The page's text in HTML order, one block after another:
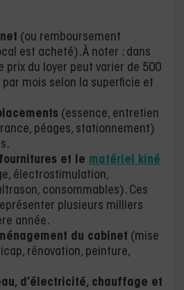
(ou remboursement
est acheté). À noter : dans
prix du loyer peut varier de 500
par mois selon la superficie et
(essence, entretien
péages, stationnement)
et le matériel kiné
électrostimulation,
consommables). Ces
plusieurs milliers
année.
du cabinet (mise
rénovation, peinture,
d’électricité, chauffage et